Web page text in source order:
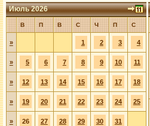
Июль 2026
В П В С Ч П С
» 1 2 3 4
» 5 6 7 8 9 10 11
» 12 13 14 15 16 17 18
» 19 20 21 22 23 24 25
» 26 27 28 29 30 31